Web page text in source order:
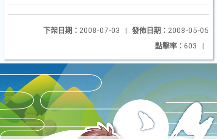
發佈日期： 2008-05-05
下架日期： 2008-07-03
|
點擊率： 603 |